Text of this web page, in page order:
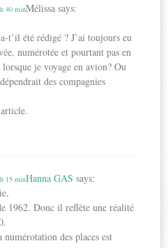
Mélissa says:
40 min
t’il été rédigé ? J’ai toujours eu
numérotée et pourtant pas en
lorsque je voyage en avion? Ou
des compagnies
Hanna GAS says:
15 min
1962. Donc il reflète une réalité
des places est